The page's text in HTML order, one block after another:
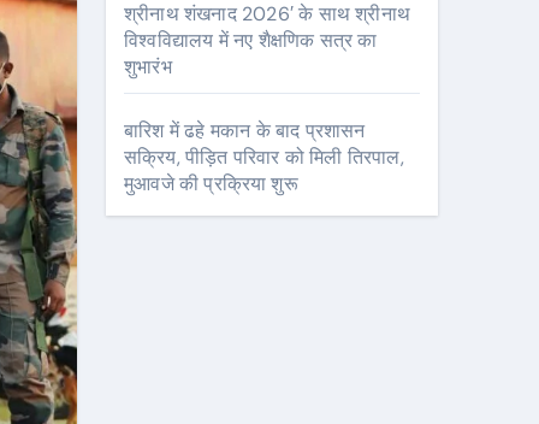
श्रीनाथ शंखनाद 2026′ के साथ श्रीनाथ
विश्वविद्यालय में नए शैक्षणिक सत्र का
शुभारंभ
बारिश में ढहे मकान के बाद प्रशासन
सक्रिय, पीड़ित परिवार को मिली तिरपाल,
मुआवजे की प्रक्रिया शुरू